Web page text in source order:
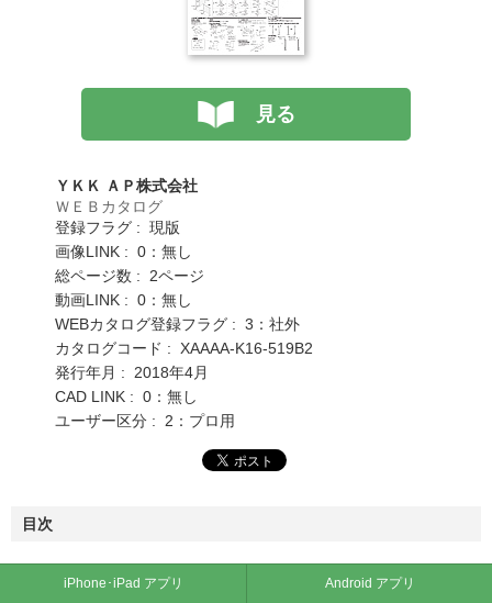
見る
ＹＫＫ ＡＰ株式会社
ＷＥＢカタログ
登録フラグ : 現版
画像LINK : 0：無し
総ページ数 : 2ページ
動画LINK : 0：無し
WEBカタログ登録フラグ : 3：社外
カタログコード : XAAAA-K16-519B2
発行年月 : 2018年4月
CAD LINK : 0：無し
ユーザー区分 : 2：プロ用
目次
iPhone･iPad アプリ Android アプリ